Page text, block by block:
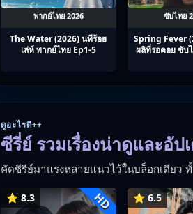
พากย์ไทย 2026
The Water (2026) นทีร้อย
เล่ห์ พากย์ไทย Ep1-5
ซับไทย
Spring Fever
ผลิที่รอคอย ซับ
ดูอะไรดี++
ซีรี่ย์ รวมเรื่องน่าดูและอัป
คัดซีรีย์มาแรงหลายแนวไว้ในบล็อกเดียว ทั้
⭐ 8.3 HD ⭐ 6.5